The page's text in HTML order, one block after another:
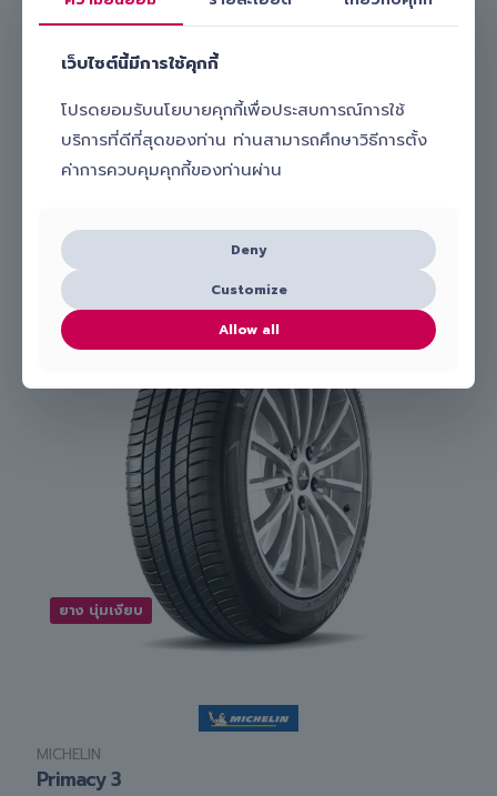
เรามีทีมงานมืออาชีพพร้อมดูแลและ
ECSTA PS71 255/45 R20 ให้คุณถึงบ้านหรือที่ทำงาน
ปลอดภัย และคุ้มค่า เลือก Slick บริการเปลี่ยนยางถึงที่ รับรองไม่ผิด
หวังแน่นอน!
ยางที่เกี่ยวข้อง
ยาง นุ่มเงียบ
MICHELIN
Primacy 3
เว็บไซต์นี้มีการใช้คุกกี้
โปรดยอมรับนโยบายคุกกี้เพื่อประสบการณ์การใช้
บริการที่ดีที่สุดของท่าน ท่านสามารถศึกษาวิธีการตั้ง
ค่าการควบคุมคุกกี้ของท่านผ่าน
Deny
Customize
Allow all